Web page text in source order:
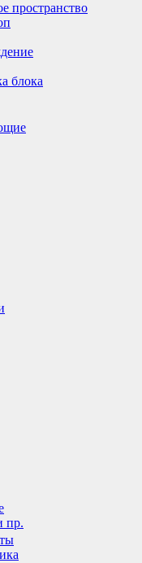
пространство
блока
пр.